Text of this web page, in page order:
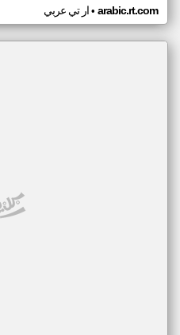
ار تي عربي• arabic.rt.com